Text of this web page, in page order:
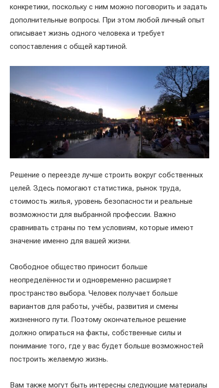
конкретики, поскольку с ним можно поговорить и задать
дополнительные вопросы. При этом любой личный опыт
описывает жизнь одного человека и требует
сопоставления с общей картиной.
Решение о переезде лучше строить вокруг собственных
целей. Здесь помогают статистика, рынок труда,
стоимость жилья, уровень безопасности и реальные
возможности для выбранной профессии. Важно
сравнивать страны по тем условиям, которые имеют
значение именно для вашей жизни.
Свободное общество приносит больше
неопределённости и одновременно расширяет
пространство выбора. Человек получает больше
вариантов для работы, учёбы, развития и смены
жизненного пути. Поэтому окончательное решение
должно опираться на факты, собственные силы и
понимание того, где у вас будет больше возможностей
построить желаемую жизнь.
Вам также могут быть интересны следующие материалы